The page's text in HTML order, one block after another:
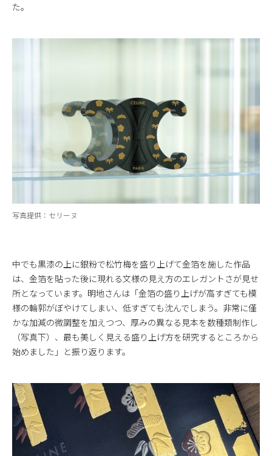
た。
写真提供：セリーヌ
中でも黒漆の上に銀粉で松竹梅を盛り上げて金箔を施した作品
は、金箔を貼った後に現れる文様の見え方のエレガントさが見せ
所となっています。明地さんは「金箔の盛り上げが高すぎても模
様の輪郭がぼやけてしまい、低すぎても沈んでしまう。非常に僅
かな加減の微調整を加えつつ、厚みの異なる見本を数種類制作し
（写真下）、最も美しく見える盛り上げ方を研究するところから
始めました」と振り返ります。